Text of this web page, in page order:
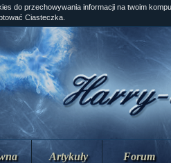
Artykuły Forum
do przechowywania informacji na twoim
Ciasteczka.